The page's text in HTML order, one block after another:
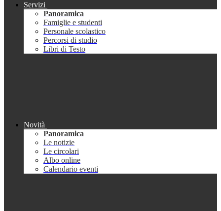
Servizi
Panoramica
Famiglie e studenti
Personale scolastico
Percorsi di studio
Libri di Testo
Novità
Panoramica
Le notizie
Le circolari
Albo online
Calendario eventi